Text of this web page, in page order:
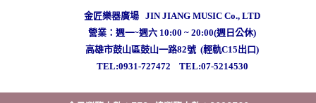
金匠樂器廣場 JIN JIANG MUSIC Co., LTD
營業：週一~週六 10:00 ~ 20:00(週日公休)
高雄市鼓山區鼓山一路82號 (輕軌C15出口)
TEL:0931-727472
TEL:07-5214530